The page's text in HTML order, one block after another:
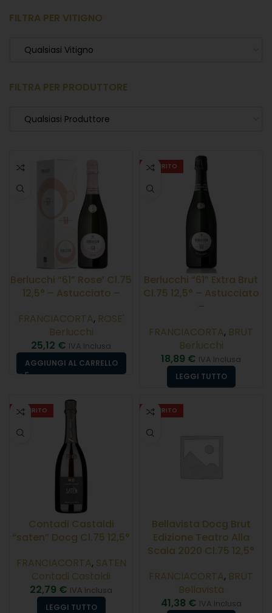
FILTRA PER VITIGNO
Qualsiasi Vitigno
FILTRA PER PRODUTTORE
Qualsiasi Produttore
Berlucchi “61” Rose’ Cl.75
12,5° – Astucciato –
FRANCIACORTA, ROSE'
Berlucchi
25,12 € IVA Inclusa
AGGIUNGI AL CARRELLO
ESAURITO
Berlucchi “61” Extra Brut
Cl.75 12,5° – Astucciato
–
FRANCIACORTA, BRUT
Berlucchi
18,89 € IVA Inclusa
LEGGI TUTTO
ESAURITO
Contadi Castaldi
“saten” Docg Cl.75 12,5°
FRANCIACORTA, SATEN
Contadi Castaldi
22,79 € IVA Inclusa
LEGGI TUTTO
ESAURITO
Bellavista Docg Brut
Edizione Teatro Alla
Scala 2020 Cl.75 12,5°
FRANCIACORTA, BRUT
Bellavista
41,38 € IVA Inclusa